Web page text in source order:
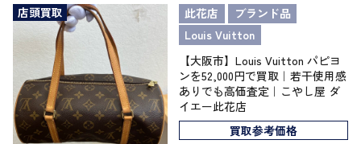
店頭買取 此花店
ブランド品
Louis Vuitton
【大阪市】Louis Vuitton パピヨ
ンを52,000円で買取｜若干使用感
ありでも高価査定｜こやし屋 ダ
イエー此花店
買取参考価格